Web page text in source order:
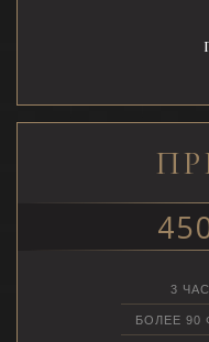
3
БОЛЕЕ 90